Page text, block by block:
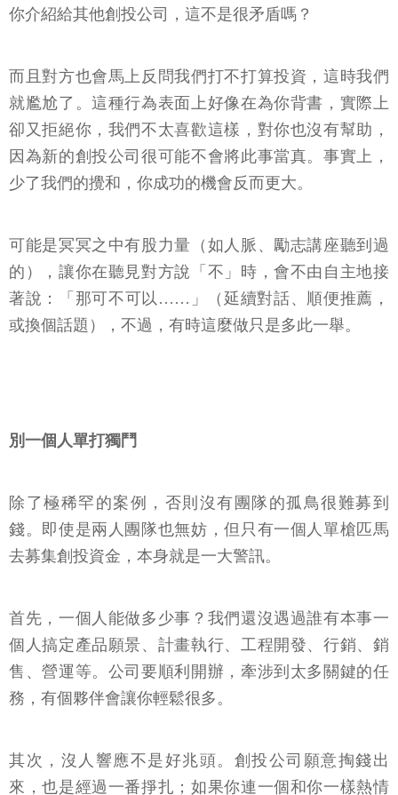
你介紹給其他創投公司，這不是很矛盾嗎？
而且對方也會馬上反問我們打不打算投資，這時我們
就尷尬了。這種行為表面上好像在為你背書，實際上
卻又拒絕你，我們不太喜歡這樣，對你也沒有幫助，
因為新的創投公司很可能不會將此事當真。事實上，
少了我們的攪和，你成功的機會反而更大。
可能是冥冥之中有股力量（如人脈、勵志講座聽到過
的），讓你在聽見對方說「不」時，會不由自主地接
著說：「那可不可以……」（延續對話、順便推薦，
或換個話題），不過，有時這麼做只是多此一舉。
別一個人單打獨鬥
除了極稀罕的案例，否則沒有團隊的孤鳥很難募到
錢。即使是兩人團隊也無妨，但只有一個人單槍匹馬
去募集創投資金，本身就是一大警訊。
首先，一個人能做多少事？我們還沒遇過誰有本事一
個人搞定產品願景、計畫執行、工程開發、行銷、銷
售、營運等。公司要順利開辦，牽涉到太多關鍵的任
務，有個夥伴會讓你輕鬆很多。
其次，沒人響應不是好兆頭。創投公司願意掏錢出
來，也是經過一番掙扎；如果你連一個和你一樣熱情